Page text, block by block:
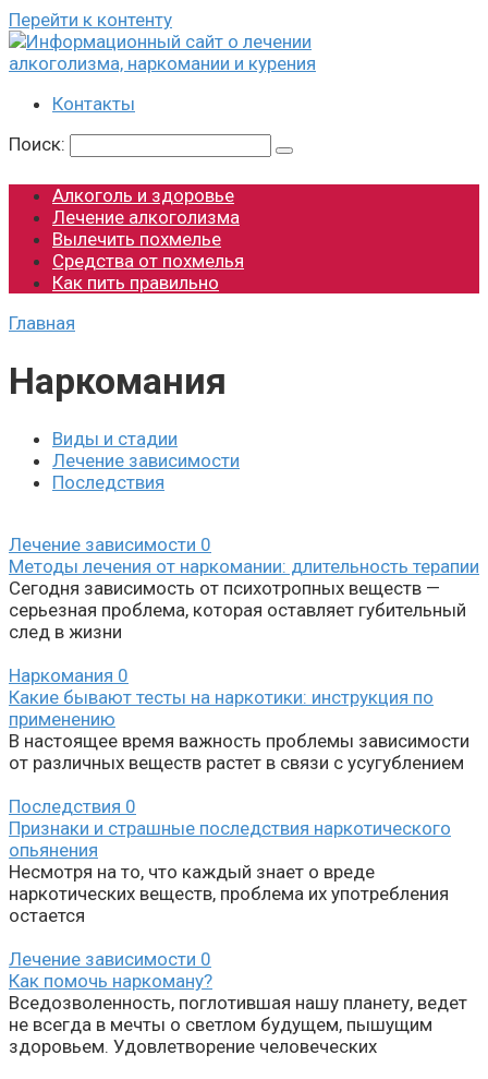
Перейти к контенту
Контакты
Поиск:
Алкоголь и здоровье
Лечение алкоголизма
Вылечить похмелье
Средства от похмелья
Как пить правильно
Главная
Наркомания
Виды и стадии
Лечение зависимости
Последствия
Лечение зависимости 0
Методы лечения от наркомании: длительность терапии
Сегодня зависимость от психотропных веществ —
серьезная проблема, которая оставляет губительный
след в жизни
Наркомания 0
Какие бывают тесты на наркотики: инструкция по
применению
В настоящее время важность проблемы зависимости
от различных веществ растет в связи с усугублением
Последствия 0
Признаки и страшные последствия наркотического
опьянения
Несмотря на то, что каждый знает о вреде
наркотических веществ, проблема их употребления
остается
Лечение зависимости 0
Как помочь наркоману?
Вседозволенность, поглотившая нашу планету, ведет
не всегда в мечты о светлом будущем, пышущим
здоровьем. Удовлетворение человеческих